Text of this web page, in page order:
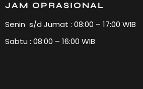
JAM OPRASIONAL
Senin s/d Jumat : 08:00 – 17:00 WIB
Sabtu : 08:00 – 16:00 WIB